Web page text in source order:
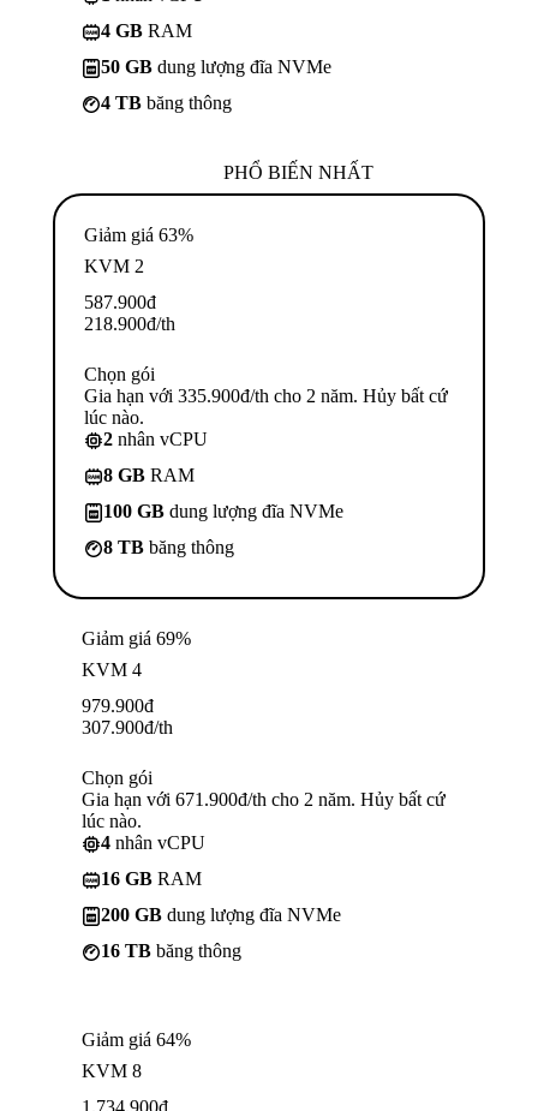
4 GB RAM
50 GB dung lượng đĩa NVMe
4 TB băng thông
PHỔ BIẾN NHẤT
Giảm giá 63%
KVM 2
587.900đ
218.900đ/th
Chọn gói
Gia hạn với 335.900đ/th cho 2 năm. Hủy bất cứ
lúc nào.
2 nhân vCPU
8 GB RAM
100 GB dung lượng đĩa NVMe
8 TB băng thông
Giảm giá 69%
KVM 4
979.900đ
307.900đ/th
Chọn gói
Gia hạn với 671.900đ/th cho 2 năm. Hủy bất cứ
lúc nào.
4 nhân vCPU
16 GB RAM
200 GB dung lượng đĩa NVMe
16 TB băng thông
Giảm giá 64%
KVM 8